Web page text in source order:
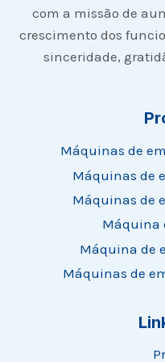
com a missão de
crescimento dos
sinceridade,
Máquinas de
Máquinas de
Máquinas de
Máquina
Máquina de
Máquinas de